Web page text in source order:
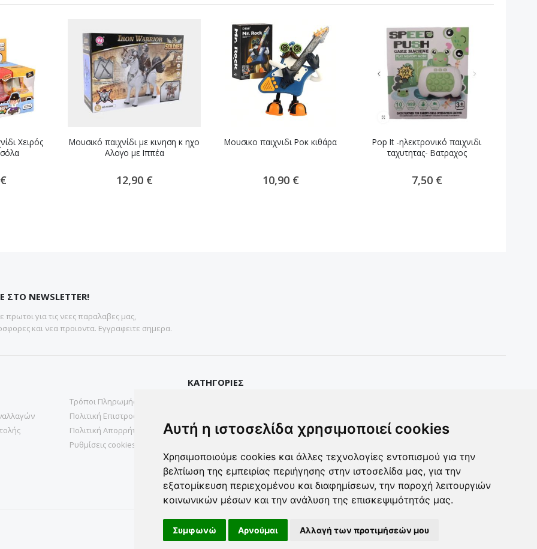
Αυτή η ιστοσελίδα χρησιμοποιεί cookies
Χρησιμοποιούμε cookies και άλλες τεχνολογίες εντοπισμού για την
βελτίωση της εμπειρίας περιήγησης στην ιστοσελίδα μας, για την
εξατομίκευση περιεχομένου και διαφημίσεων, την παροχή λειτουργιών
κοινωνικών μέσων και την ανάλυση της επισκεψιμότητάς μας.
Συμφωνώ Αρνούμαι Αλλαγή των προτιμήσεών μου
Χειρός
Μουσικό παιχνίδι με κινηση κ ηχο
Αλογο με Ιππέα
12,90 €
Μουσικο παιχνιδι Ροκ κιθάρα
10,90 €
Pop It -ηλεκτρονικό παιχνιδι
ταχυτητας- Βατραχος
7,50 €
ΣΤΟ NEWSLETTER!
πρωτοι για τις νεες παραλαβες μας,
και νεα προιοντα. Εγγραφειτε σημερα.
Τρόποι Πληρωμής
Πολιτική Επιστροφών
Πολιτική Απορρήτου
Ρυθμίσεις cookies
ΚΑΤΗΓΟΡΙΕΣ
Σπιτι& Κηπος